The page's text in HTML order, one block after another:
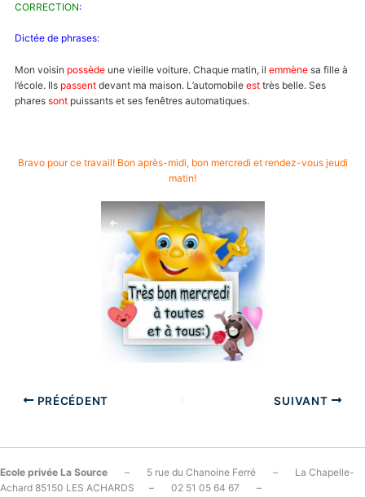
CORRECTION:
Dictée de phrases:
Mon voisin possède une vieille voiture. Chaque matin, ilemmène sa fille à
l’école. Ils passent devant ma maison. L’automobileest très belle. Ses
pharessont puissants et ses fenêtres automatiques.
Bravo pour ce travail! Bon après-midi, bon mercredi et rendez-vous jeudi
matin!
PRÉCÉDENT SUIVANT
Ecole privée La Source – 5 rue du Chanoine Ferré – La Chapelle-
Achard 85150 LES ACHARDS – 02 51 05 64 67 –